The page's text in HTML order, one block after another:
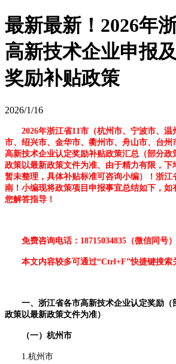
最新最新！2026年
高新技术企业申报
奖励补贴政策
2026/1/16
2026年浙江省11市（杭州市、宁波市、温
市、绍兴市、金华市、衢州市、舟山市、台州
高新技术企业认定奖励补贴政策汇总（部分政
政策以最新政策文件为准、由于精力有限，下
暂未整理，具体补贴标准可咨询小编）！浙江
南！小编现将政策项目申报事宜总结如下，如
您解答指导！
免费咨询电话：18715034835（微信同号）
本文内容较多可通过“Ctrl+F”快捷键搜索
一、浙江省各市高新技术企业认定奖励（
政策以最新政策文件为准）
（一）杭州市
1.杭州市